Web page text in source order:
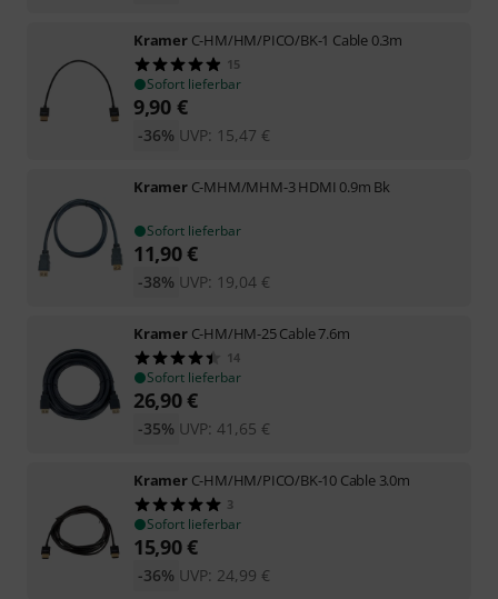
Kramer C-HM/HM/PICO/BK-1 Cable 0.3m
15
Sofort lieferbar
9,90 €
UVP: 15,47 €
-36%
Kramer C-MHM/MHM-3 HDMI 0.9m Bk
Sofort lieferbar
11,90€
UVP: 19,04 €
-38%
Kramer C-HM/HM-25 Cable 7.6m
14
Sofort lieferbar
26,90€
UVP: 41,65 €
-35%
Kramer C-HM/HM/PICO/BK-10 Cable 3.0m
3
Sofort lieferbar
15,90€
UVP: 24,99 €
-36%